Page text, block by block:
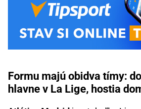
Formu majú obidva tímy:
hlavne v La Lige, hostia